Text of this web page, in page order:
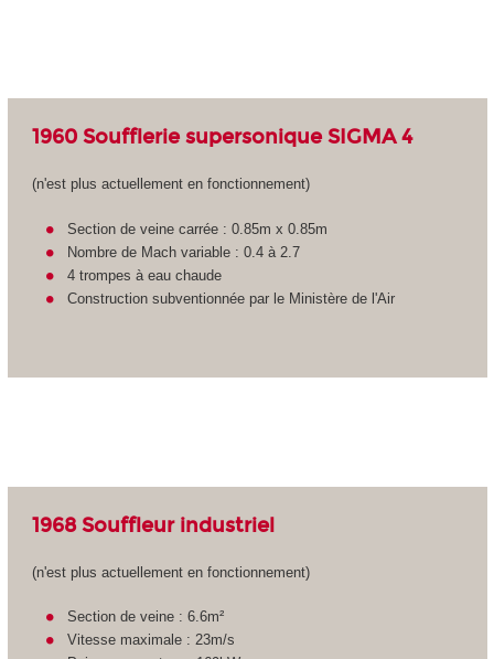
1960 Soufflerie supersonique SIGMA 4
(n'est plus actuellement en fonctionnement)
Section de veine carrée : 0.85m x 0.85m
Nombre de Mach variable : 0.4 à 2.7
4 trompes à eau chaude
Construction subventionnée par le Ministère de l'Air
1968 Souffleur industriel
(n'est plus actuellement en fonctionnement)
Section de veine : 6.6m²
Vitesse maximale : 23m/s